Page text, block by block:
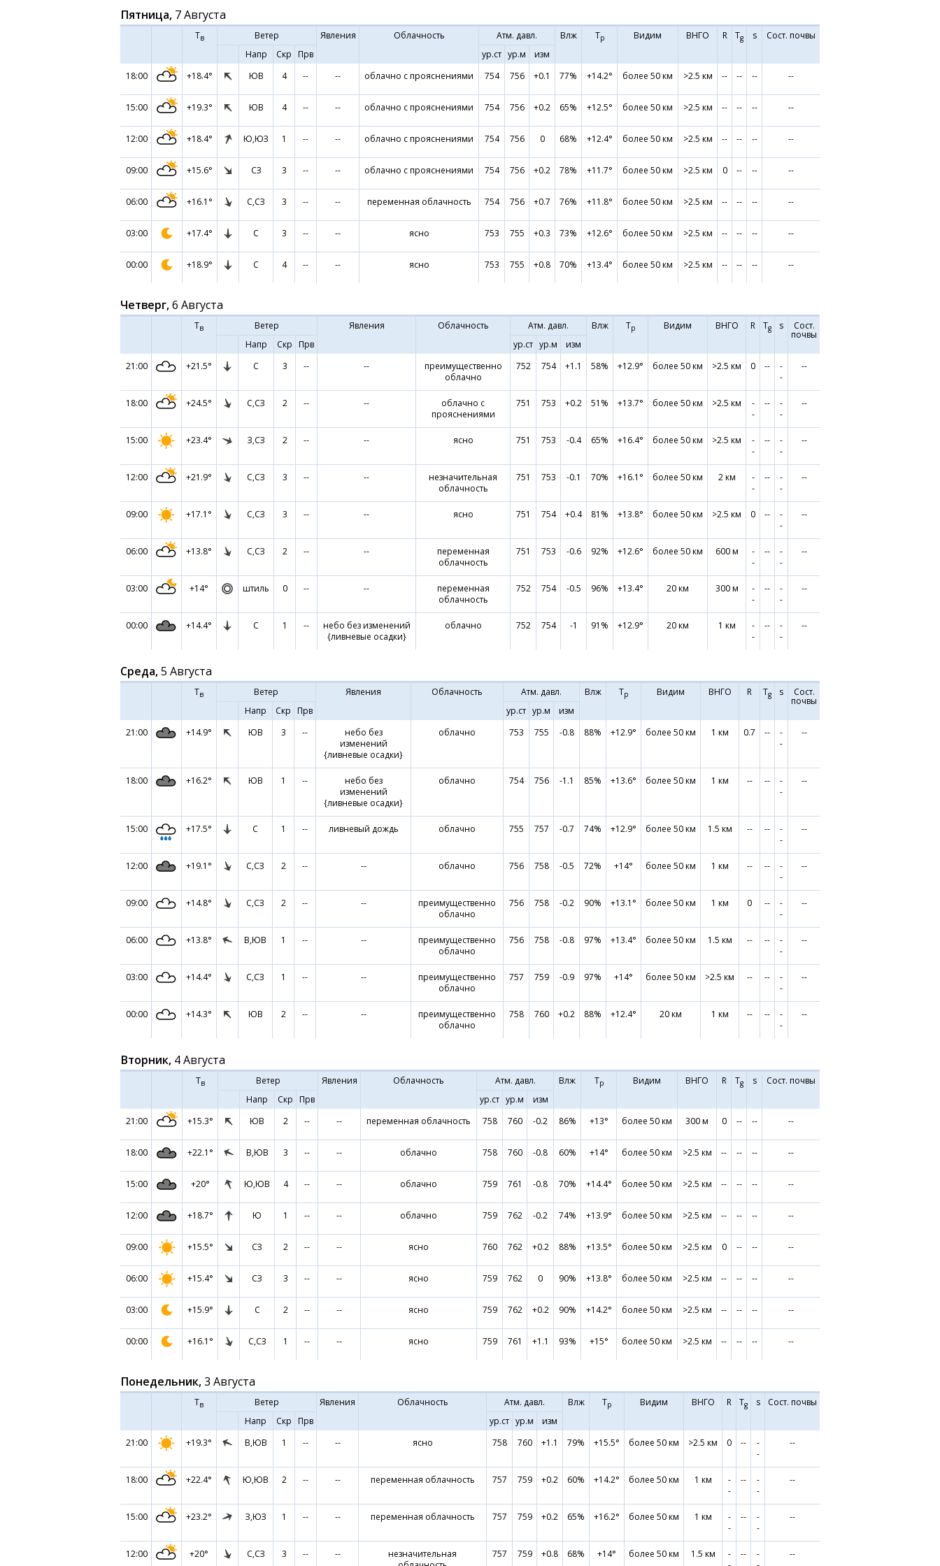
Пятница, 7 Августа
Тв Ветер Явления Облачность Атм. давл. Влж Тр Видим ВНГО R Tg s
Сост. почвы
Напр
Скр Прв ур.ст ур.м
изм
18:00
+18.4° ЮВ 4 -- -- облачно с прояснениями 754 756 +0.1 77% +14.2° более 50 км >2.5 км -- -- -- --
15:00 +19.3° ЮВ 4 -- -- облачно с прояснениями 754 756 +0.2 65% +12.5° более 50 км >2.5 км -- -- -- --
12:00 +18.4° Ю,ЮЗ 1 -- -- облачно с прояснениями 754 756 0 68% +12.4° более 50 км >2.5 км -- -- -- --
09:00 +15.6° СЗ 3 -- -- облачно с прояснениями 754 756 +0.2 78% +11.7° более 50 км >2.5 км 0 -- -- --
06:00 +16.1° С,СЗ 3 -- -- переменная облачность 754 756 +0.7 76% +11.8° более 50 км >2.5 км -- -- -- --
03:00 +17.4° С 3 -- -- ясно 753 755 +0.3 73% +12.6° более 50 км >2.5 км -- -- -- --
00:00 +18.9° С 4 -- -- ясно 753 755 +0.8 70% +13.4° более 50 км >2.5 км -- -- -- --
Четверг,6 Августа
Тв Ветер Явления Облачность Атм. давл. Влж Тр Видим ВНГО R Tg s Сост.
почвы
Напр
Скр Прв ур.ст ур.м
изм
21:00
+21.5° С 3 -- --
преимущественно
облачно
752 754 +1.1 58% +12.9° более 50 км >2.5 км 0 --
-
-
--
18:00 +24.5° С,СЗ 2 -- --
облачно с
прояснениями
751 753 +0.2 51% +13.7° более 50 км >2.5 км
-
-
--
-
-
--
15:00 +23.4° З,СЗ 2 -- -- ясно 751 753 -0.4 65% +16.4° более 50 км >2.5 км
-
-
--
-
-
--
12:00 +21.9° С,СЗ 3 -- --
незначительная
облачность
751 753 -0.1 70% +16.1° более 50 км 2 км
-
-
--
-
-
--
09:00 +17.1° С,СЗ 3 -- -- ясно 751 754 +0.4 81% +13.8° более 50 км >2.5 км 0 --
-
-
--
06:00 +13.8° С,СЗ 2 -- --
переменная
облачность
751 753 -0.6 92% +12.6° более 50 км 600 м
-
-
--
-
-
--
03:00 +14° штиль 0 -- --
переменная
облачность
752 754 -0.5 96% +13.4° 20 км 300 м
-
-
--
-
-
--
00:00 +14.4° С 1 --
небо без изменений
{ливневые осадки}
облачно 752 754 -1 91% +12.9° 20 км 1 км
-
-
--
-
-
--
Среда,5 Августа
Тв Ветер Явления Облачность Атм. давл. Влж Тр Видим ВНГО R Tg s Сост.
почвы
Напр
Скр Прв ур.ст ур.м
изм
21:00
+14.9° ЮВ 3 --
небо без
изменений
{ливневые осадки}
облачно 753 755 -0.8 88% +12.9° более 50 км 1 км 0.7 --
-
-
--
18:00 +16.2° ЮВ 1 --
небо без
изменений
{ливневые осадки}
облачно 754 756 -1.1 85% +13.6° более 50 км 1 км -- --
-
-
--
15:00 +17.5° С 1 -- ливневый дождь облачно 755 757 -0.7 74% +12.9° более 50 км 1.5 км -- --
-
-
--
12:00 +19.1° С,СЗ 2 -- -- облачно 756 758 -0.5 72% +14° более 50 км 1 км -- --
-
-
--
09:00 +14.8° С,СЗ 2 -- --
преимущественно
облачно
756 758 -0.2 90% +13.1° более 50 км 1 км 0 --
-
-
--
06:00 +13.8° В,ЮВ 1 -- --
преимущественно
облачно
756 758 -0.8 97% +13.4° более 50 км 1.5 км -- --
-
-
--
03:00 +14.4° С,СЗ 1 -- --
преимущественно
облачно
757 759 -0.9 97% +14° более 50 км >2.5 км -- --
-
-
--
00:00 +14.3° ЮВ 2 -- --
преимущественно
облачно
758 760 +0.2 88% +12.4° 20 км 1 км -- --
-
-
--
Вторник, 4 Августа
Тв Ветер Явления Облачность Атм. давл. Влж Тр Видим ВНГО R Tg s
Сост. почвы
Напр
Скр Прв ур.ст ур.м
изм
21:00
+15.3° ЮВ 2 -- -- переменная облачность 758 760 -0.2 86% +13° более 50 км 300 м 0 -- -- --
18:00 +22.1° В,ЮВ 3 -- -- облачно 758 760 -0.8 60% +14° более 50 км >2.5 км -- -- -- --
15:00 +20° Ю,ЮВ 4 -- -- облачно 759 761 -0.8 70% +14.4° более 50 км >2.5 км -- -- -- --
12:00 +18.7° Ю 1 -- -- облачно 759 762 -0.2 74% +13.9° более 50 км >2.5 км -- -- -- --
09:00 +15.5° СЗ 2 -- -- ясно 760 762 +0.2 88% +13.5° более 50 км >2.5 км 0 -- -- --
06:00 +15.4° СЗ 3 -- -- ясно 759 762 0 90% +13.8° более 50 км >2.5 км -- -- -- --
03:00 +15.9° С 2 -- -- ясно 759 762 +0.2 90% +14.2° более 50 км >2.5 км -- -- -- --
00:00 +16.1° С,СЗ 1 -- -- ясно 759 761 +1.1 93% +15° более 50 км >2.5 км -- -- -- --
Понедельник, 3 Августа
Тв Ветер Явления Облачность Атм. давл. Влж Тр Видим ВНГО R Tg s
Сост. почвы
Напр
Скр Прв ур.ст ур.м
изм
21:00
+19.3° В,ЮВ 1 -- -- ясно 758 760 +1.1 79% +15.5° более 50 км >2.5 км 0 --
-
-
--
18:00 +22.4° Ю,ЮВ 2 -- -- переменная облачность 757 759 +0.2 60% +14.2° более 50 км 1 км
-
-
--
-
-
--
15:00 +23.2° З,ЮЗ 1 -- -- переменная облачность 757 759 +0.2 65% +16.2° более 50 км 1 км
-
-
--
-
-
--
12:00 +20° С,СЗ 3 -- --
незначительная
757 759 +0.8 68% +14° более 50 км 1.5 км
-
--
-
--